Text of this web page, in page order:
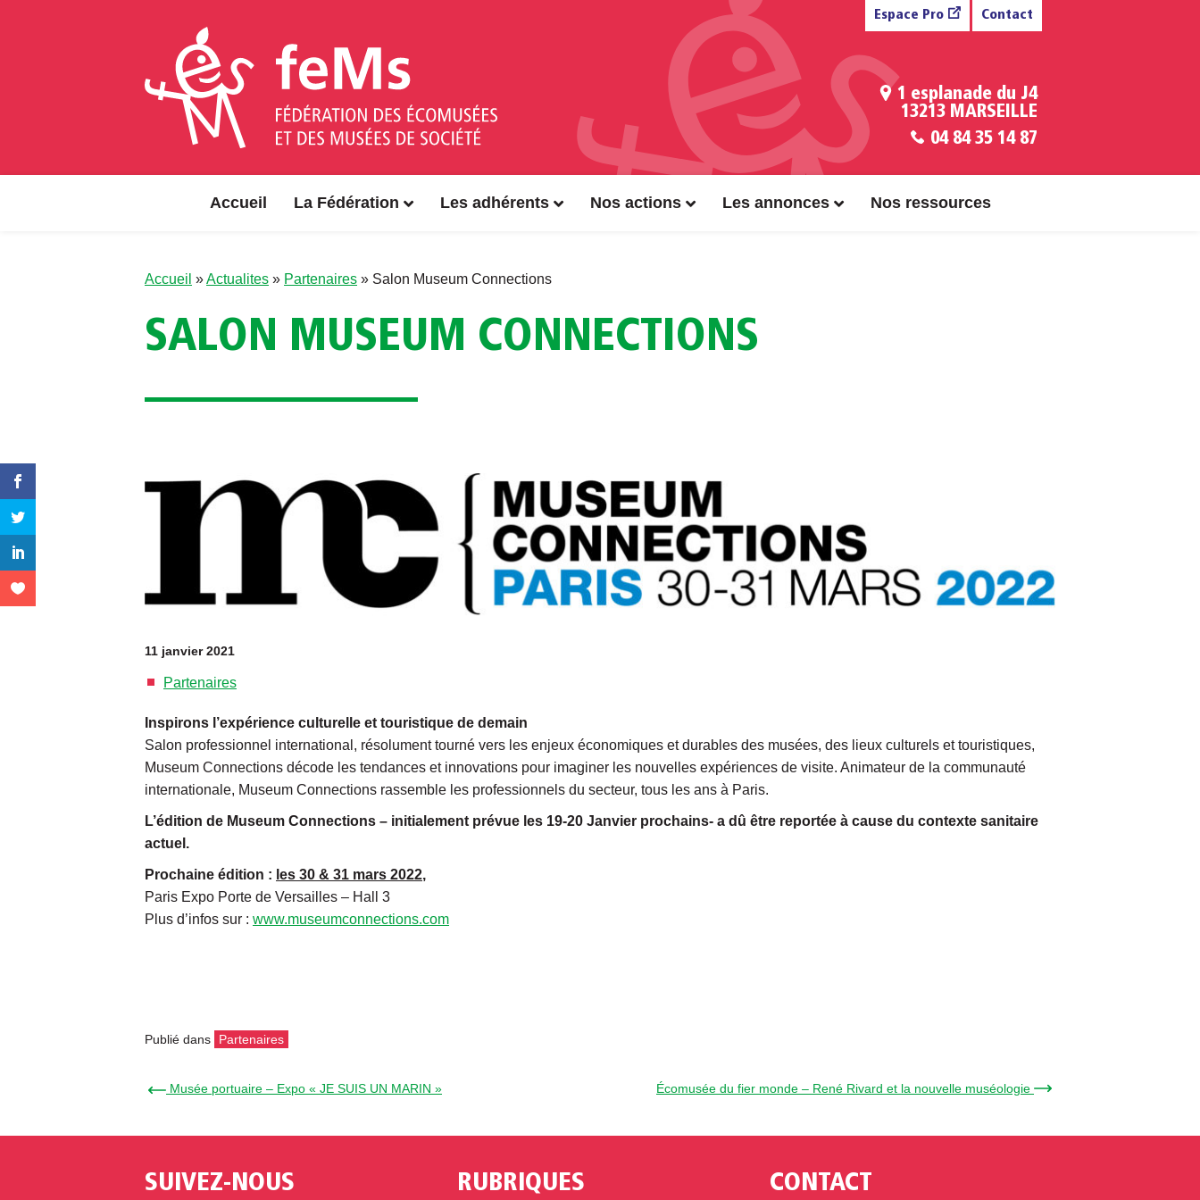
Espace Pro Contact
1 esplanade du J4
13213 MARSEILLE
04 84 35 14 87
Accueil La Fédération Les adhérents Nos actions Les annonces Nos ressources
Accueil »Actualites » Partenaires » Salon Museum Connections
SALON MUSEUM CONNECTIONS
11 janvier 2021
Partenaires
Inspirons l’expérience culturelle et touristique de demain
Salon professionnel international, résolument tourné vers les enjeux économiques et durables des musées, des lieux culturels et touristiques,
Museum Connections décode les tendances et innovations pour imaginer les nouvelles expériences de visite. Animateur de la communauté
internationale, Museum Connections rassemble les professionnels du secteur, tous les ans à Paris.
L’édition de Museum Connections – initialement prévue les 19-20 Janvier prochains- a dû être reportée à cause du contexte sanitaire
actuel.
Prochaine édition : les 30 & 31 mars 2022,
Paris Expo Porte de Versailles – Hall 3
Plus d’infos sur : www.museumconnections.com
Publié dans Partenaires
← Musée portuaire – Expo « JE SUIS UN MARIN » Écomusée du fier monde – René Rivard et la nouvelle muséologie →
SUIVEZ-NOUS RUBRIQUES CONTACT